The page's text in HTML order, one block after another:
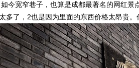
宽窄巷子，也算是成都最著名的网红景
多了，2也是因为里面的东西价格太昂贵